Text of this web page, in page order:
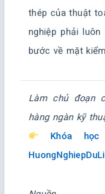
thép của thuật
nghiệp phải
bước về mặt
Làm chủ đoạn
hàng ngàn kỹ
Khóa